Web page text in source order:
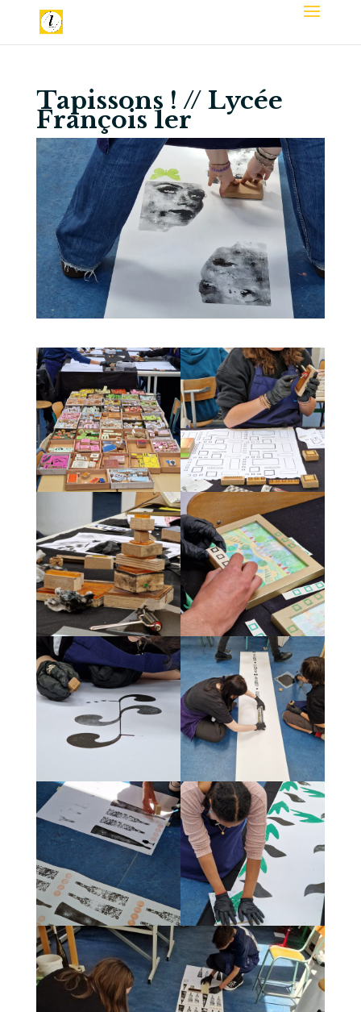
Tapissons ! // Lycée
François 1er